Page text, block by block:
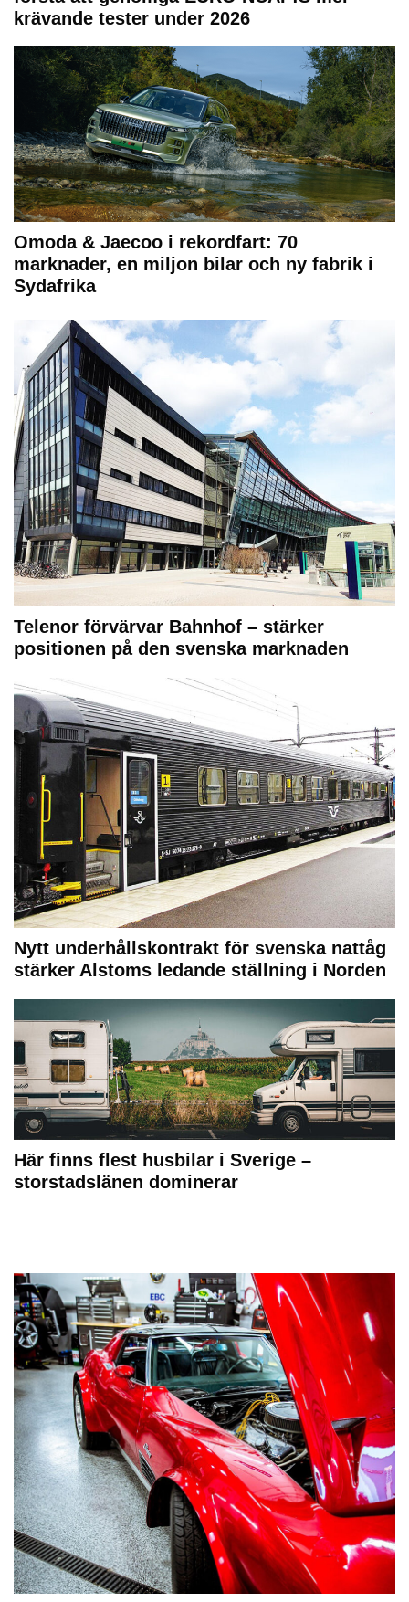
krävande tester under 2026
Omoda & Jaecoo i rekordfart: 70
marknader, en miljon bilar och ny fabrik i
Sydafrika
Telenor förvärvar Bahnhof – stärker
positionen på den svenska marknaden
Nytt underhållskontrakt för svenska nattåg
stärker Alstoms ledande ställning i Norden
Här finns flest husbilar i Sverige –
storstadslänen dominerar